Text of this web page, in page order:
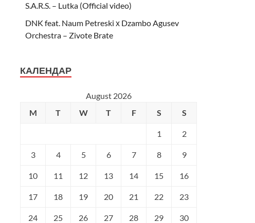
S.A.R.S. – Lutka (Official video)
DNK feat. Naum Petreski х Dzambo Agusev
Orchestra – Zivote Brate
КАЛЕНДАР
August 2026
M
T W T F S S
1 2
3 4 5 6 7 8 9
10 11 12 13 14 15 16
17 18 19 20 21 22 23
24 25 26 27 28 29 30